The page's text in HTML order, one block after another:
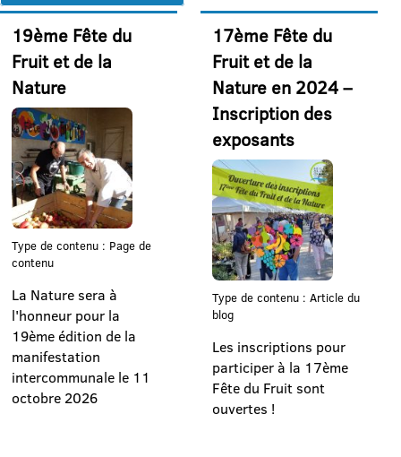
19ème Fête du
Fruit et de la
Nature
Type de contenu : Page de
contenu
La Nature sera à
l'honneur pour la
19ème édition de la
manifestation
intercommunale le 11
octobre 2026
17ème Fête du
Fruit et de la
Nature en 2024 –
Inscription des
exposants
Type de contenu : Article du
blog
Les inscriptions pour
participer à la 17ème
Fête du Fruit sont
ouvertes !